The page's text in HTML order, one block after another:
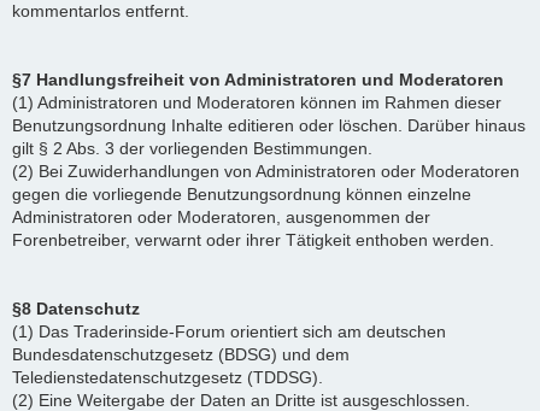
kommentarlos entfernt.
§7 Handlungsfreiheit von Administratoren und Moderatoren
(1) Administratoren und Moderatoren können im Rahmen dieser
Benutzungsordnung Inhalte editieren oder löschen. Darüber hinaus
gilt § 2 Abs. 3 der vorliegenden Bestimmungen.
(2) Bei Zuwiderhandlungen von Administratoren oder Moderatoren
gegen die vorliegende Benutzungsordnung können einzelne
Administratoren oder Moderatoren, ausgenommen der
Forenbetreiber, verwarnt oder ihrer Tätigkeit enthoben werden.
§8 Datenschutz
(1) Das Traderinside-Forum orientiert sich am deutschen
Bundesdatenschutzgesetz (BDSG) und dem
Teledienstedatenschutzgesetz (TDDSG).
(2) Eine Weitergabe der Daten an Dritte ist ausgeschlossen.